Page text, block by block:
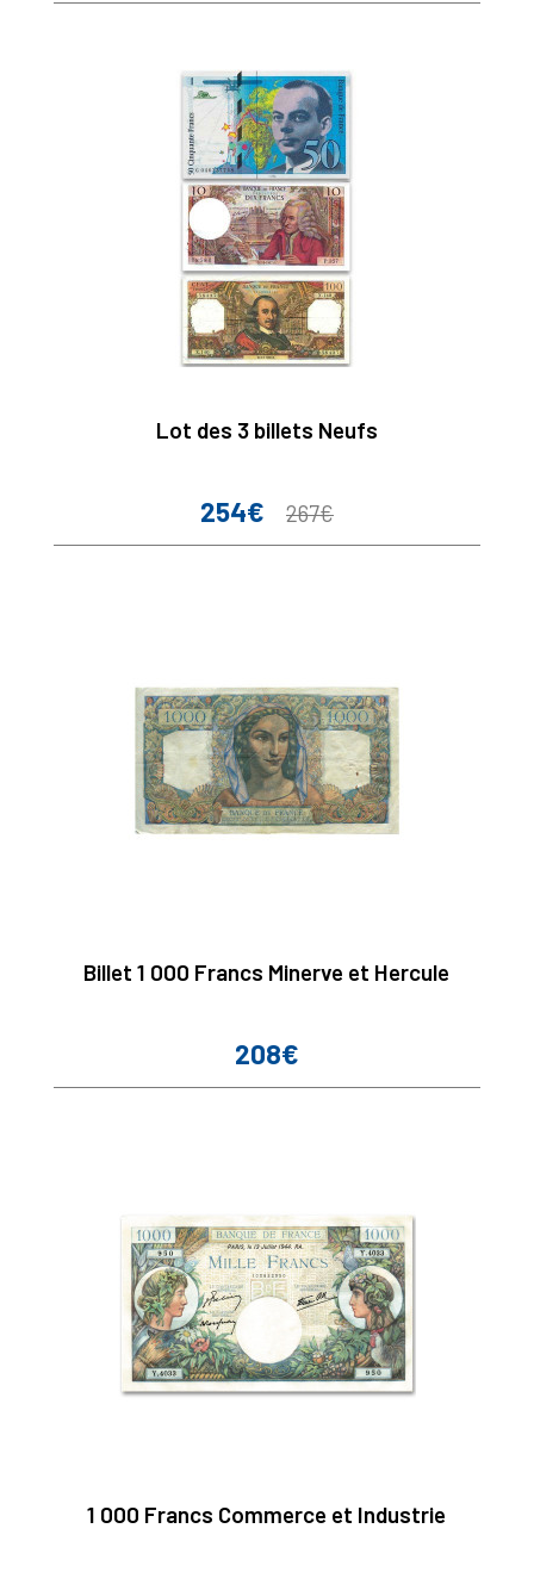
Lot des 3 billets Neufs
Prix
254€
Prix
267€
Billet 1 000 Francs Minerve et Hercule
Prix
208€
1 000 Francs Commerce et Industrie